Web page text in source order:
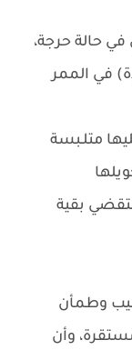
حالة حرجة،
في الممر
متلـبسة
بقية
وطمأن
وأن